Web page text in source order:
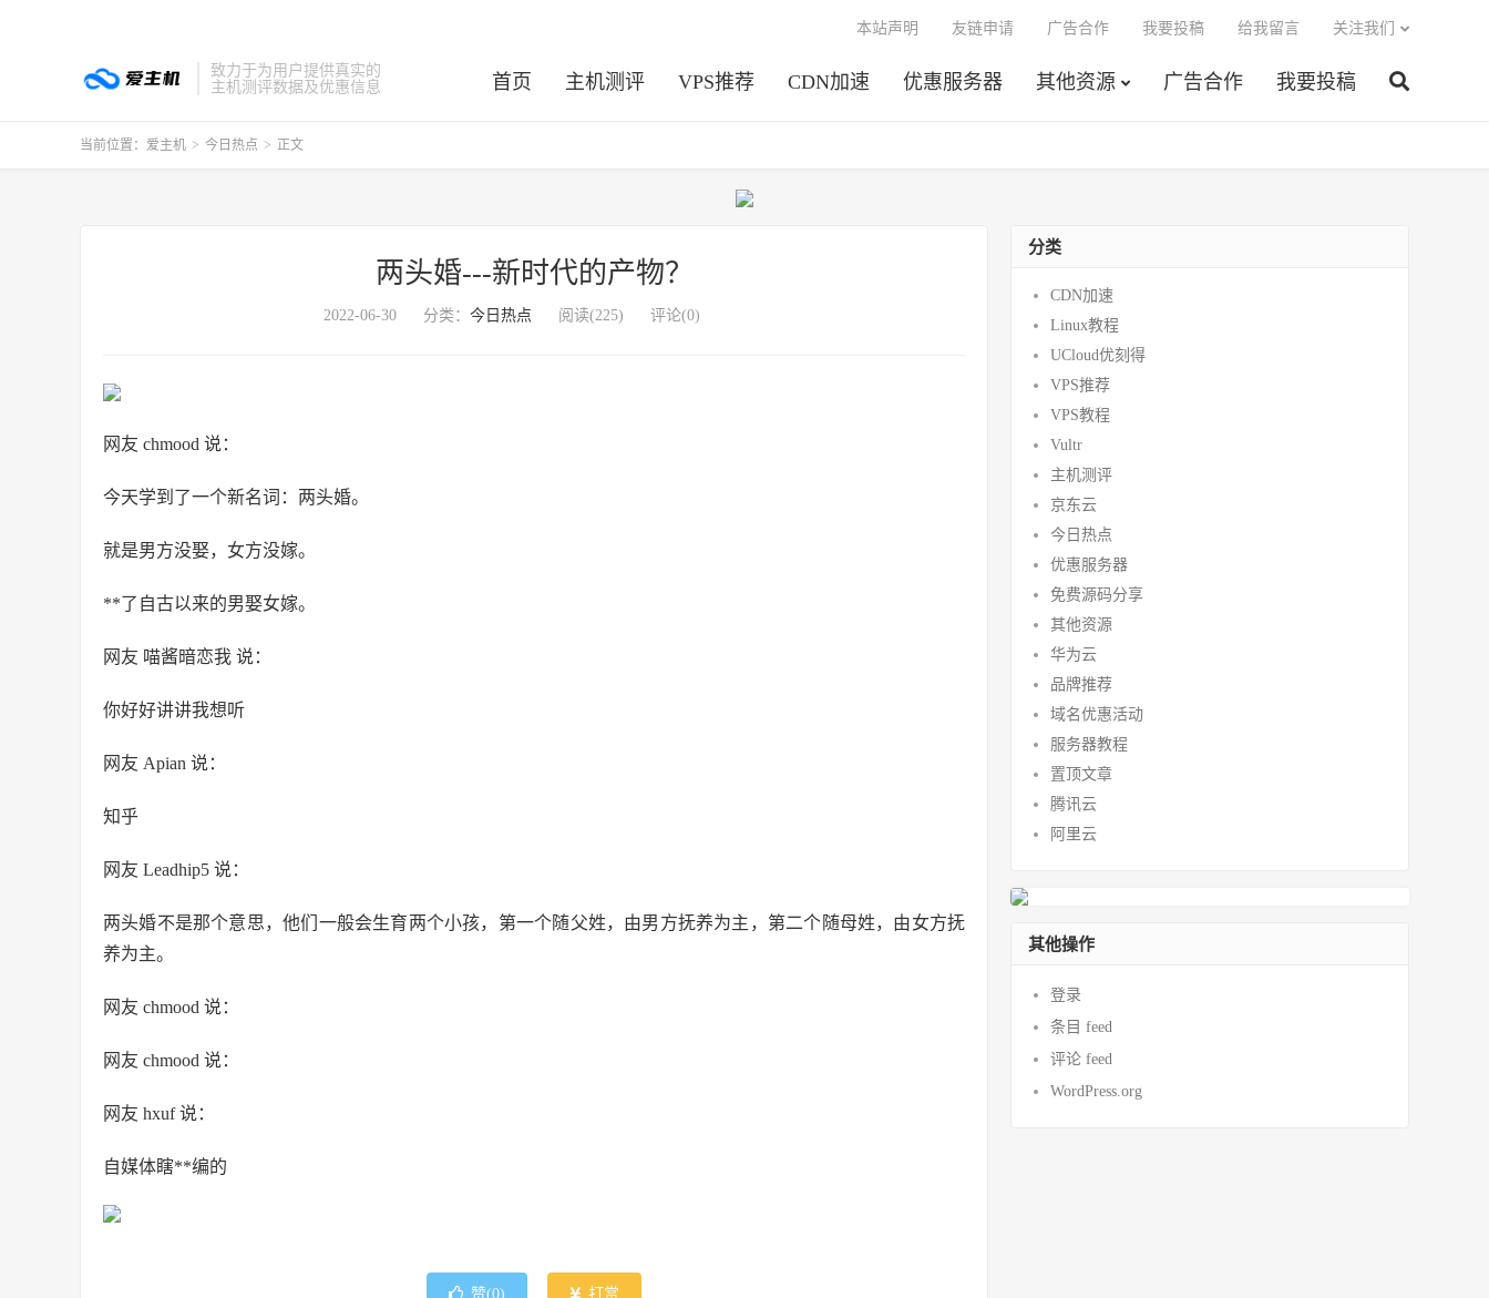
致力于为用户提供真实的
主机测评数据及优惠信息
首页 主机测评 VPS推荐 CDN加速 优惠服务器 其他资源 广告合作 我要投稿
本站声明 友链申请 广告合作 我要投稿 给我留言 关注我们
当前位置： 爱主机 > 今日热点 > 正文
两头婚---新时代的产物？
2022-06-30 分类： 今日热点 阅读(225) 评论(0)
网友 chmood 说：
今天学到了一个新名词：两头婚。
就是男方没娶，女方没嫁。
**了自古以来的男娶女嫁。
网友 喵酱暗恋我 说：
你好好讲讲我想听
网友 Apian 说：
知乎
网友 Leadhip5 说：
两头婚不是那个意思，他们一般会生育两个小孩，第一个随父姓，由男方抚养为主，第二个随母姓，由女方抚
养为主。
网友 chmood 说：
网友 chmood 说：
网友 hxuf 说：
自媒体瞎**编的
赞(0) 打赏
分类
CDN加速
Linux教程
UCloud优刻得
VPS推荐
VPS教程
Vultr
主机测评
京东云
今日热点
优惠服务器
免费源码分享
其他资源
华为云
品牌推荐
域名优惠活动
服务器教程
置顶文章
腾讯云
阿里云
其他操作
登录
条目 feed
评论 feed
WordPress.org